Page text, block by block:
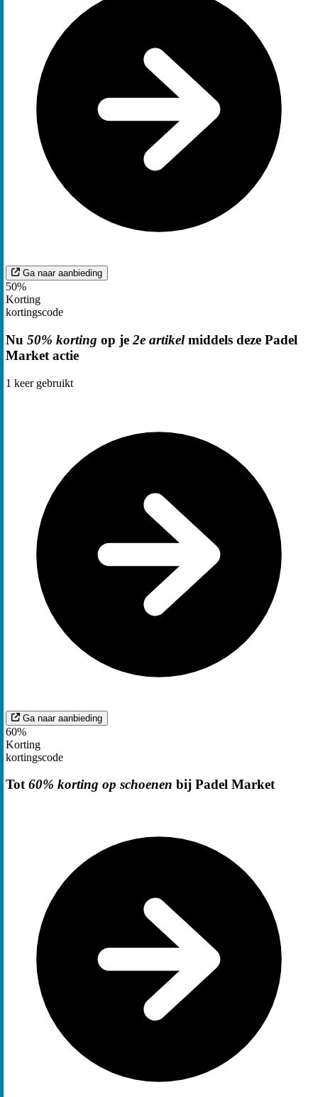
Ga naar aanbieding
50%
Korting
kortingscode
Nu 50% korting op je 2e artikelmiddels deze Padel
Market actie
1 keer gebruikt
Ga naar aanbieding
60%
Korting
kortingscode
Tot60% korting op schoenen bij Padel Market